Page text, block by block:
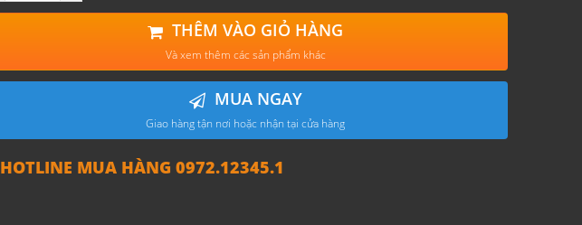
THÊM VÀO GIỎ HÀNG
Và xem thêm các sản phẩm khác
MUA NGAY
Giao hàng tận nơi hoặc nhận tại cửa hàng
HOTLINE MUA HÀNG 0972.12345.1